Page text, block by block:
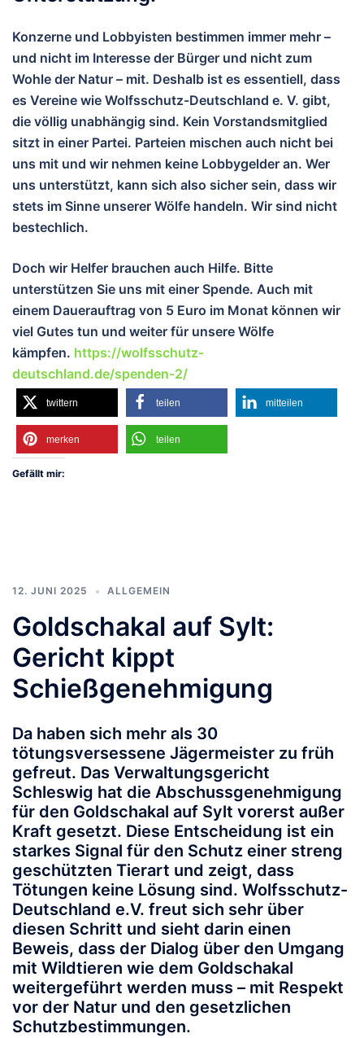
Konzerne und Lobbyisten bestimmen immer mehr –
und nicht im Interesse der Bürger und nicht zum
Wohle der Natur – mit. Deshalb ist es essentiell, dass
es Vereine wie Wolfsschutz-Deutschland e. V. gibt,
die völlig unabhängig sind. Kein Vorstandsmitglied
sitzt in einer Partei. Parteien mischen auch nicht bei
uns mit und wir nehmen keine Lobbygelder an. Wer
uns unterstützt, kann sich also sicher sein, dass wir
stets im Sinne unserer Wölfe handeln. Wir sind nicht
bestechlich.
Doch wir Helfer brauchen auch Hilfe. Bitte
unterstützen Sie uns mit einer Spende. Auch mit
einem Dauerauftrag von 5 Euro im Monat können wir
viel Gutes tun und weiter für unsere Wölfe
kämpfen. https://wolfsschutz-
deutschland.de/spenden-2/
twittern teilen mitteilen
merken teilen
Gefällt mir:
12. JUNI 2025 ALLGEMEIN
Goldschakal auf Sylt:
Gericht kippt
Schießgenehmigung
Da haben sich mehr als 30
tötungsversessene Jägermeister zu früh
gefreut. Das Verwaltungsgericht
Schleswig hat die Abschussgenehmigung
für den Goldschakal auf Sylt vorerst außer
Kraft gesetzt. Diese Entscheidung ist ein
starkes Signal für den Schutz einer streng
geschützten Tierart und zeigt, dass
Tötungen keine Lösung sind. Wolfsschutz-
Deutschland e.V. freut sich sehr über
diesen Schritt und sieht darin einen
Beweis, dass der Dialog über den Umgang
mit Wildtieren wie dem Goldschakal
weitergeführt werden muss – mit Respekt
vor der Natur und den gesetzlichen
Schutzbestimmungen.